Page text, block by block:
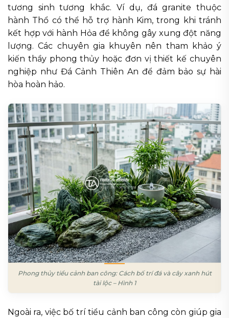
tương sinh tương khắc. Ví dụ, đá granite thuộc
hành Thổ có thể hỗ trợ hành Kim, trong khi tránh
kết hợp với hành Hỏa để không gây xung đột năng
lượng. Các chuyên gia khuyên nên tham khảo ý
kiến thầy phong thủy hoặc đơn vị thiết kế chuyên
nghiệp như Đá Cảnh Thiên An để đảm bảo sự hài
hòa hoàn hảo.
Phong thủy tiểu cảnh ban công: Cách bố trí đá và cây xanh hút
tài lộc – Hình 1
Ngoài ra, việc bố trí tiểu cảnh ban công còn giúp gia